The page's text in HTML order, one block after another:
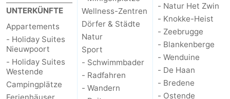
und
trinken
Veranstaltungen
Praktisch
Forum
Route
UNTERKÜNFTE
Appartements
- Holiday Suites
Nieuwpoort
- Holiday Suites
Westende
Campingplätze
Wellness-Zentren
Dörfer & Städte
Natur
Sport
- Schwimmbader
- Radfahren
- Wandern
- Natur Het Zwin
- Knokke-Heist
- Zeebrugge
- Blankenberge
- Wenduine
- De Haan
- Bredene
- Ostende